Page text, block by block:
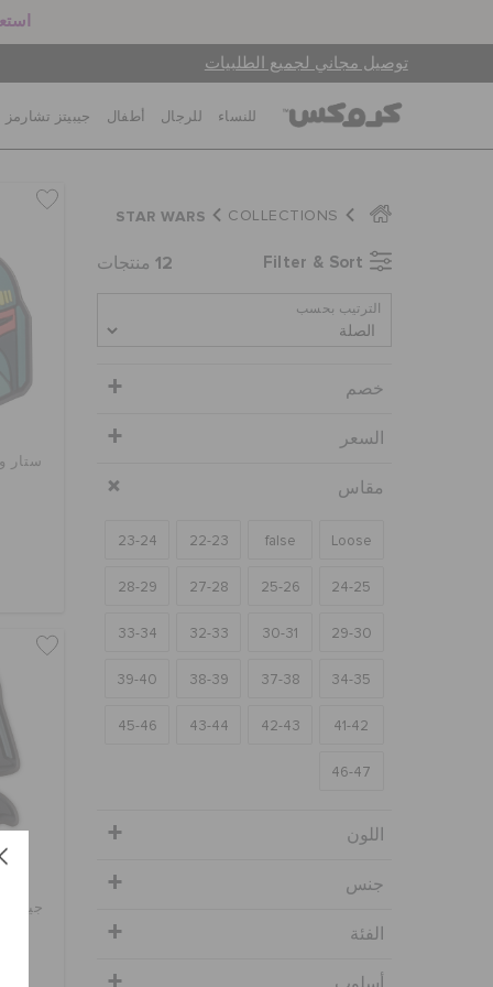
توصيل مجاني لجميع الطلبيات
للنساء للرجال أطفال جيبيتز تشارمز
COLLECTIONS
STAR WARS
Filter & Sort
12 منتجات
الترتيب بحسب
خصم
السعر
مقاس
Loose
false
22-23
23-24
24-25
25-26
27-28
28-29
29-30
30-31
32-33
33-34
34-35
37-38
38-39
39-40
41-42
42-43
43-44
45-46
46-47
اللون
جنس
الفئة
ستار